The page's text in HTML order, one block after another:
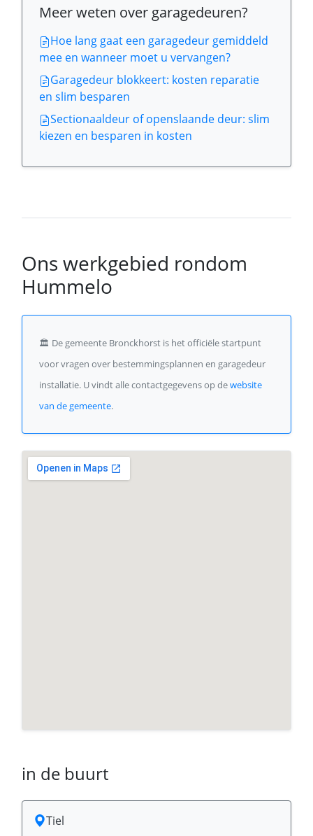
Meer weten over garagedeuren?
Hoe lang gaat een garagedeur gemiddeld
mee en wanneer moet u vervangen?
Garagedeur blokkeert: kosten reparatie
en slim besparen
Sectionaaldeur of openslaande deur: slim
kiezen en besparen in kosten
Ons werkgebied rondom
Hummelo
🏛️ De gemeente Bronckhorst is het officiële startpunt
voor vragen over bestemmingsplannen en garagedeur
installatie. U vindt alle contactgegevens op dewebsite
van de gemeente.
in de buurt
Tiel